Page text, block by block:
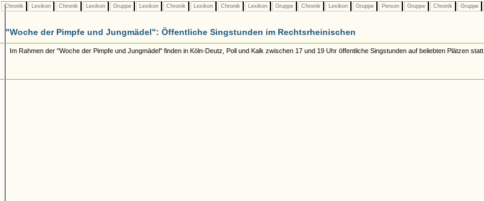
Chronik Lexikon Chronik Lexikon Gruppe Lexikon Chronik Lexikon Chronik Lexikon Gruppe Chronik Lexikon Gruppe Person Gruppe Chronik Gruppe
"Woche der Pimpfe und Jungmädel": Öffentliche Singstunden im Rechtsrheinischen
Im Rahmen der "Woche der Pimpfe und Jungmädel" finden in Köln-Deutz, Poll und Kalk zwischen 17 und 19 Uhr öffentliche Singstunden auf beliebten Plätzen statt.